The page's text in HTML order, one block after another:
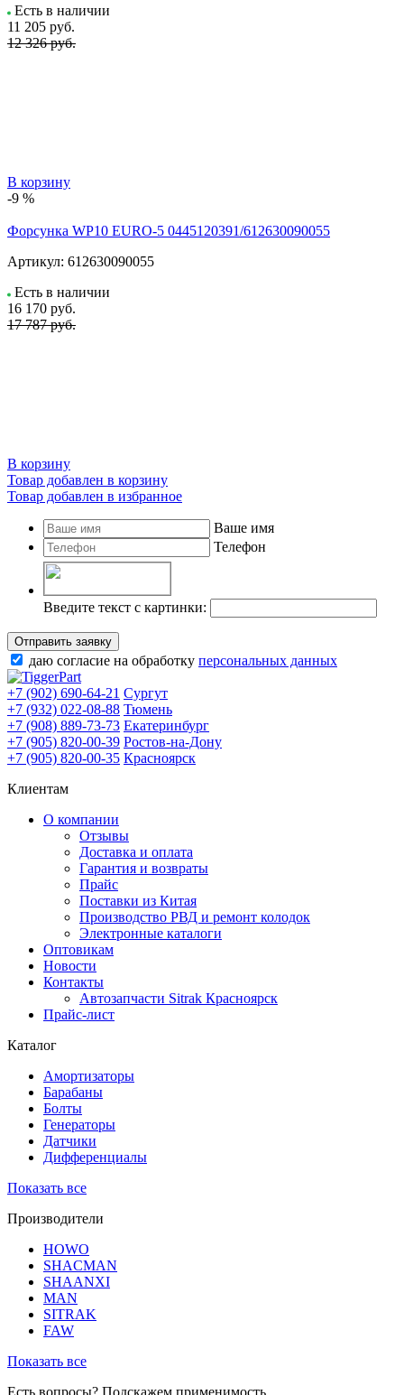
Есть в наличии
11 205 руб.
12 326 руб.
В корзину
-9 %
Форсунка WP10 EURO-5 0445120391/612630090055
Артикул: 612630090055
Есть в наличии
16 170 руб.
17 787 руб.
В корзину
Товар добавлен в корзину
Товар добавлен в избранное
Ваше имя
Телефон
Введите текст с картинки:
Отправить заявку
даю согласие на обработку персональных данных
+7 (902) 690-64-21 Сургут
+7 (932) 022-08-88 Тюмень
+7 (908) 889-73-73 Екатеринбург
+7 (905) 820-00-39 Ростов-на-Дону
+7 (905) 820-00-35 Красноярск
Клиентам
О компании
Отзывы
Доставка и оплата
Гарантия и возвраты
Прайс
Поставки из Китая
Производство РВД и ремонт колодок
Электронные каталоги
Оптовикам
Новости
Контакты
Автозапчасти Sitrak Красноярск
Прайс-лист
Каталог
Амортизаторы
Барабаны
Болты
Генераторы
Датчики
Дифференциалы
Показать все
Производители
HOWO
SHACMAN
SHAANXI
MAN
SITRAK
FAW
Показать все
Есть вопросы? Подскажем применимость,